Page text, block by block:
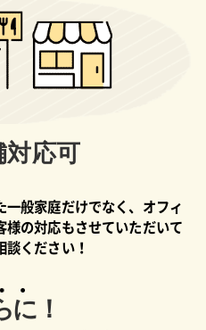
対応可
般家庭だけでなく、オフィ
の対応もさせていただいて
ください！
に！